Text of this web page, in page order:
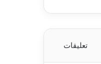
تعليقات